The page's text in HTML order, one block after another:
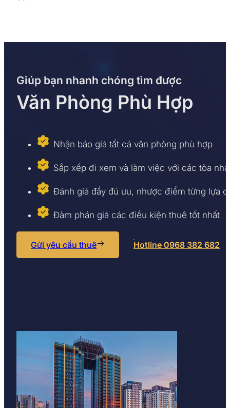
Giúp bạn nhanh chóng tìm được
Văn Phòng Phù Hợp
Nhận báo giá tất cả văn phòng phù hợp
Sắp xếp đi xem và làm việc với các tòa nhà
Đánh giá đầy đủ ưu, nhược điểm từng lựa
Đàm phán giá các điều kiện thuê tốt nhất
Gửi yêu cầu thuê Hotline 0968 382 682